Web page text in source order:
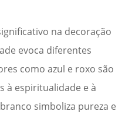
na decoração
evoca diferentes
como azul e roxo são
à espiritualidade e à
simboliza pureza e